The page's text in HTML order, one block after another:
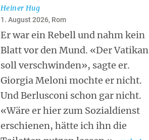
Heiner Hug
1. August 2026, Rom
Er war ein Rebell und nahm kein
Blatt vor den Mund. «Der Vatikan
soll verschwinden», sagte er.
Giorgia Meloni mochte er nicht.
Und Berlusconi schon gar nicht.
«Wäre er hier zum Sozialdienst
erschienen, hätte ich ihn die